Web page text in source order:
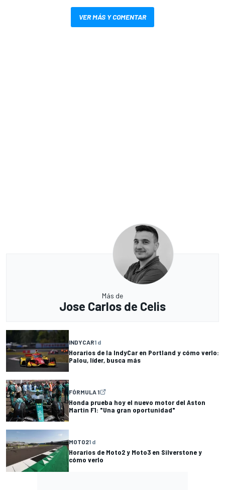
VER MÁS Y COMENTAR
Más de
Jose Carlos de Celis
INDYCAR1 d
Horarios de la IndyCar en Portland y cómo verlo:
Palou, líder, busca más
FÓRMULA 1
Honda prueba hoy el nuevo motor del Aston
Martin F1: "Una gran oportunidad"
MOTO21 d
Horarios de Moto2 y Moto3 en Silverstone y
cómo verlo